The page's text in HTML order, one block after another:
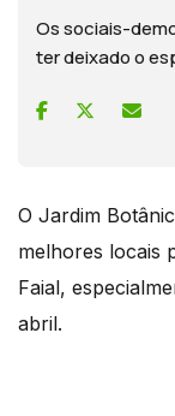
Os sociais-
ter deixado o
O Jardim
melhores locais
Faial,
abril.